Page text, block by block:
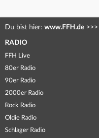
Du bist hier: www.FFH.de >>>
RADIO
FFH Live
80er Radio
90er Radio
2000er Radio
Rock Radio
Oldie Radio
Schlager Radio